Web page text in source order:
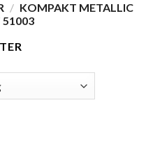
/ KOMPAKT METALLIC
51003